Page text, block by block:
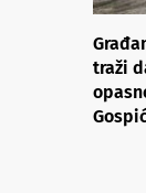
traži